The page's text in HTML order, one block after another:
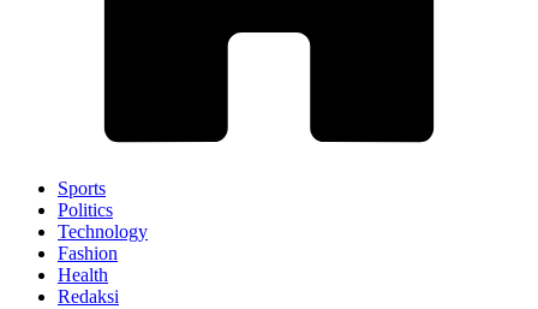
Sports
Politics
Technology
Fashion
Health
Redaksi